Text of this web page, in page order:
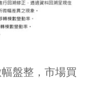
盤整，市場買